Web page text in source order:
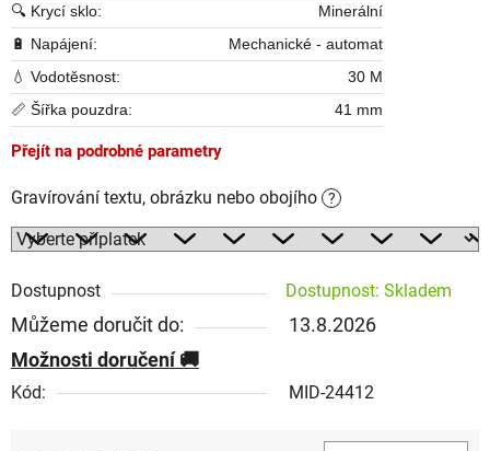
🔍 Krycí sklo:
Minerální
🔋 Napájení:
Mechanické - automat
💧 Vodotěsnost:
30 M
📏 Šířka pouzdra:
41 mm
Přejít na podrobné parametry
Gravírování textu, obrázku nebo obojího ?
Dostupnost Dostupnost: Skladem
Můžeme doručit do:
13.8.2026
Možnosti doručení
Kód: MID-24412